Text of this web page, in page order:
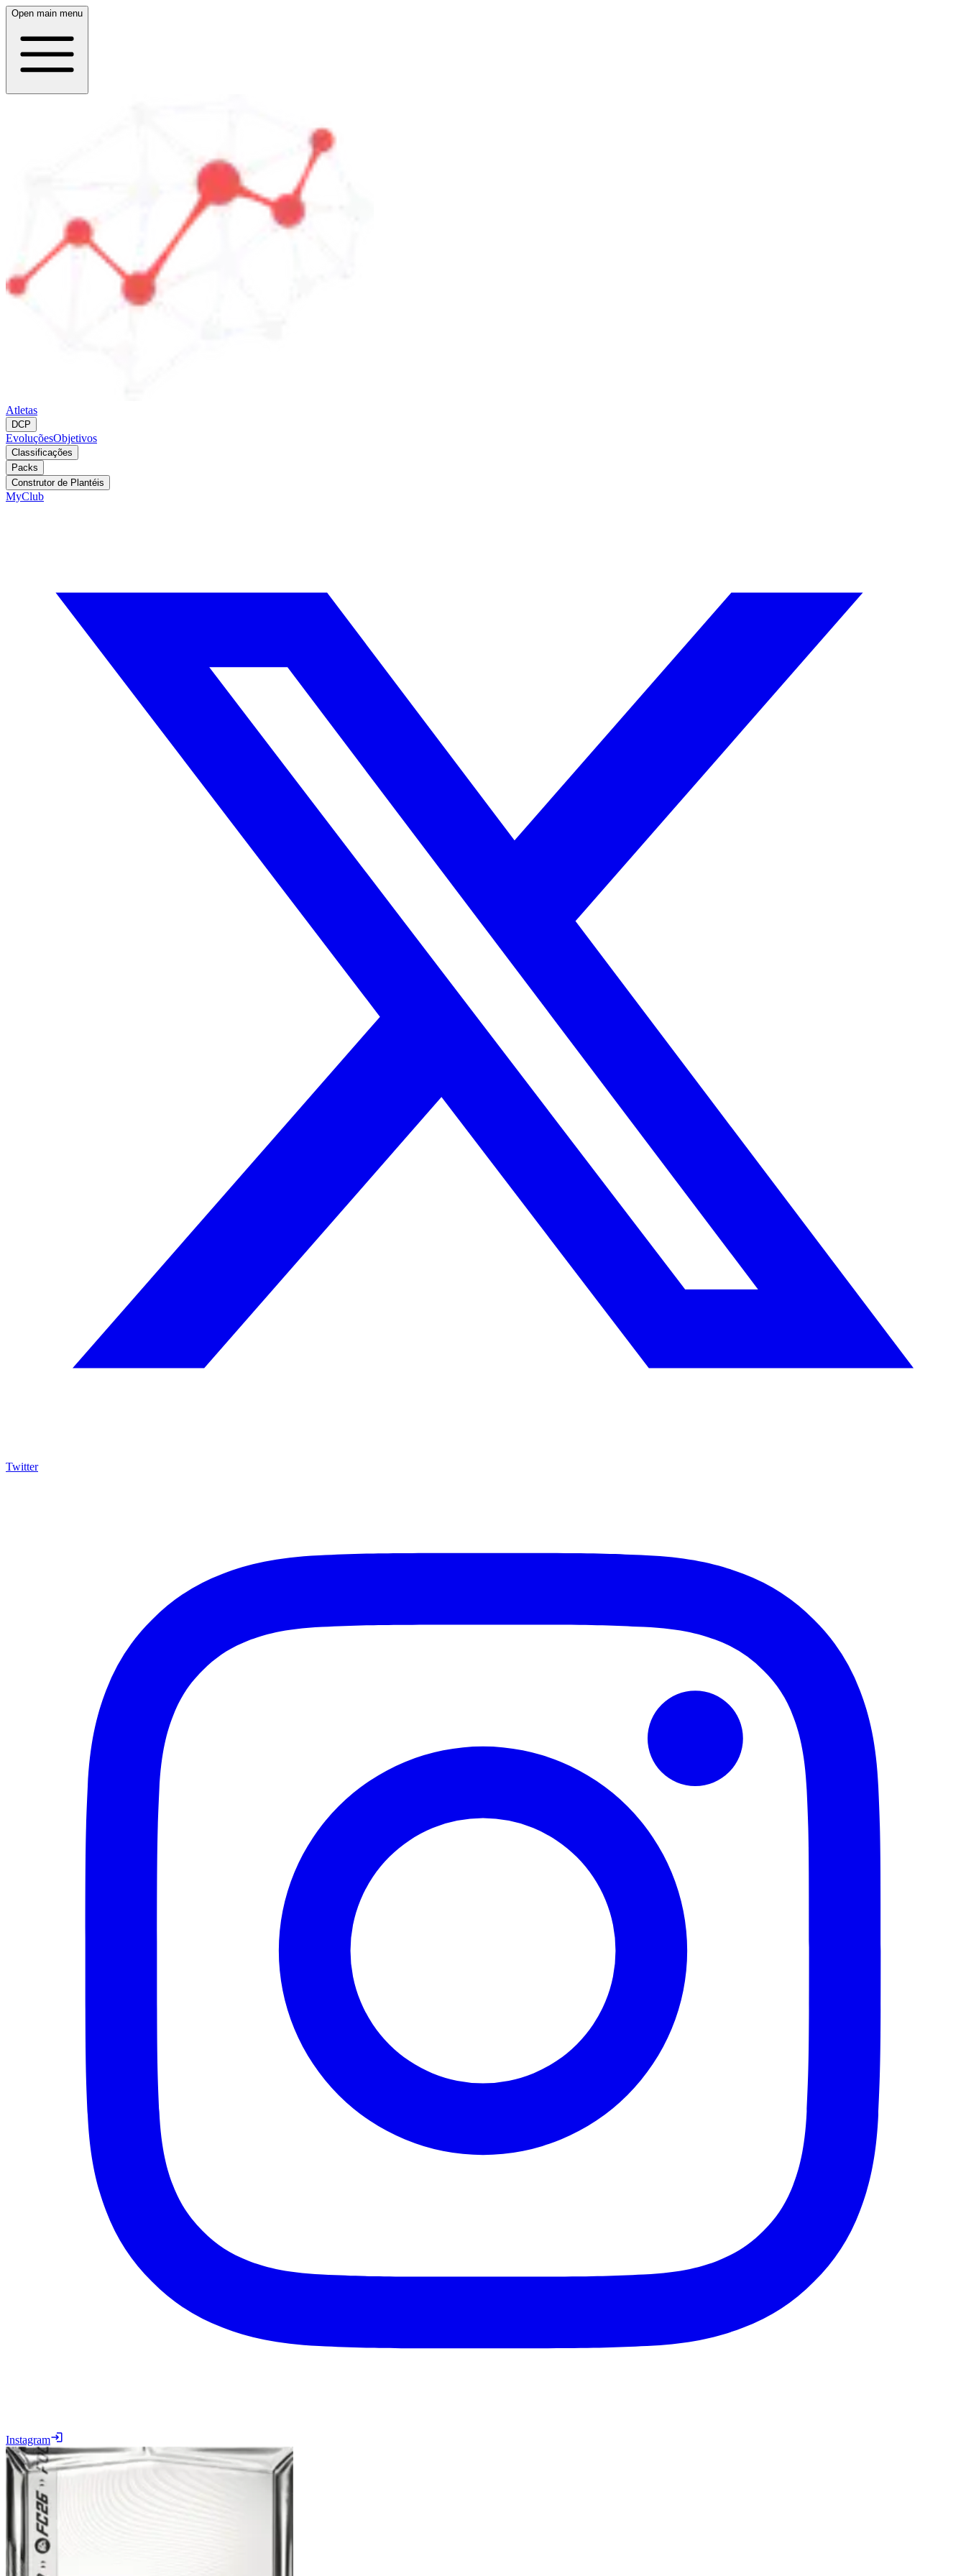
Open main menu
Atletas
DCP
EvoluçõesObjetivos
Classificações
Packs
Construtor de Plantéis
MyClub
Twitter
Instagram